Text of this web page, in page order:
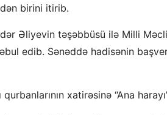
birini itirib.
Əliyevin təşəbbüsü ilə Milli
edib. Sənəddə hadisənin
xatirəsinə “Ana